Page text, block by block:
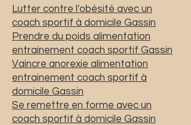
Lutter contre l'obésité avec un
coach sportif à domicile Gassin
Prendre du poids alimentation
entrainement coach sportif Gassin
Vaincre anorexie alimentation
entrainement coach sportif à
domicile Gassin
Se remettre en forme avec un
coach sportif à domicile Gassin